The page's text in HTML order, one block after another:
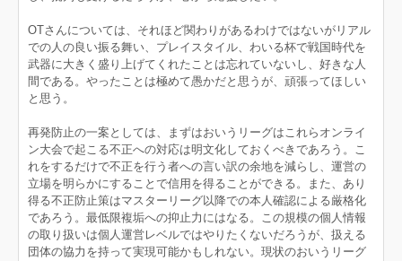
OTさんについては、それほど関わりがあるわけではないがリアル
での人の良い振る舞い、プレイスタイル、わいる杯で戦国時代を
武器に大きく盛り上げてくれたことは忘れていないし、好きな人
間である。やったことは極めて愚かだと思うが、頑張ってほしい
と思う。
再発防止の一案としては、まずはおいうリーグはこれらオンライ
ン大会で起こる不正への対応は明文化しておくべきであろう。こ
れをするだけで不正を行う者への言い訳の余地を減らし、運営の
立場を明らかにすることで信用を得ることができる。また、あり
得る不正防止策はマスターリーグ以降での本人確認による厳格化
であろう。最低限複垢への抑止力にはなる。この規模の個人情報
の取り扱いは個人運営レベルではやりたくないだろうが、扱える
団体の協力を持って実現可能かもしれない。現状のおいうリーグ